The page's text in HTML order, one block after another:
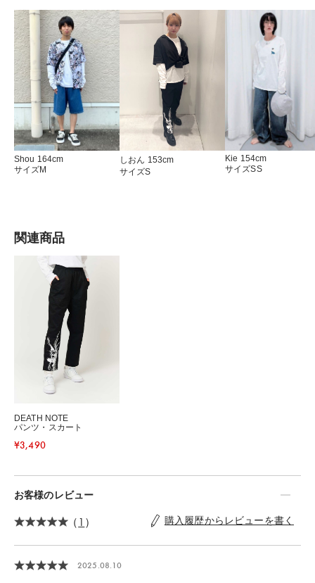
ます。それでは、ぜひ最後までご覧ください。
Shou 164cm
サイズM
しおん 153cm
サイズS
Kie 154cm
サイズSS
関連商品
DEATH NOTE
パンツ・スカート
¥3,490
お客様のレビュー
（1 ） 購入履歴からレビューを書く
2025.08.10